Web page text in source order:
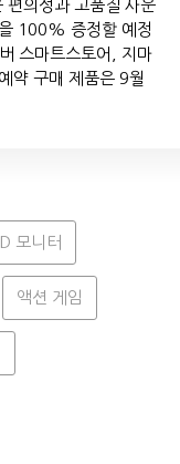
편의성과 고품질 사운
을 100% 증정할 예정
스마트스토어, 지마
약 구매 제품은 9월
모니터
액션 게임